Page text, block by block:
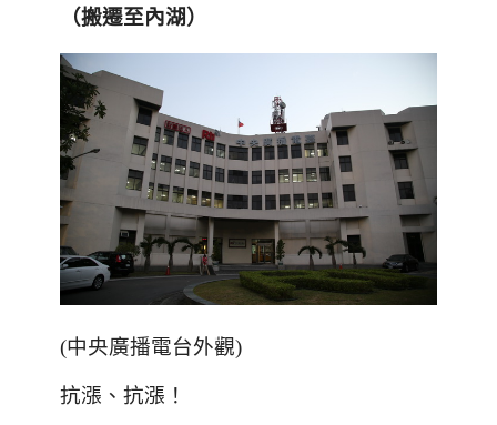
（搬遷至內湖）
(中央廣播電台外觀)
抗漲、抗漲！